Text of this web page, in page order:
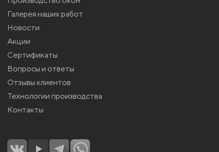
Галерея наших работ
Новости
Акции
Сертификаты
Вопросы и ответы
Отзывы клиентов
Технологии производства
Контакты